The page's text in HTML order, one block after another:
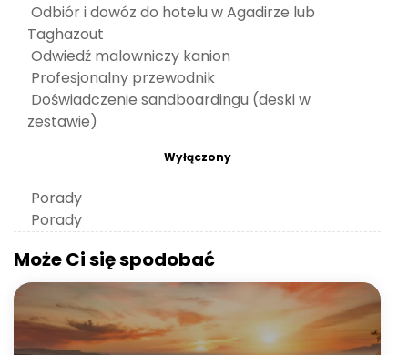
Odbiór i dowóz do hotelu w Agadirze lub
Taghazout
Odwiedź malowniczy kanion
Profesjonalny przewodnik
Doświadczenie sandboardingu (deski w
zestawie)
Wyłączony
Porady
Porady
Może Ci się spodobać